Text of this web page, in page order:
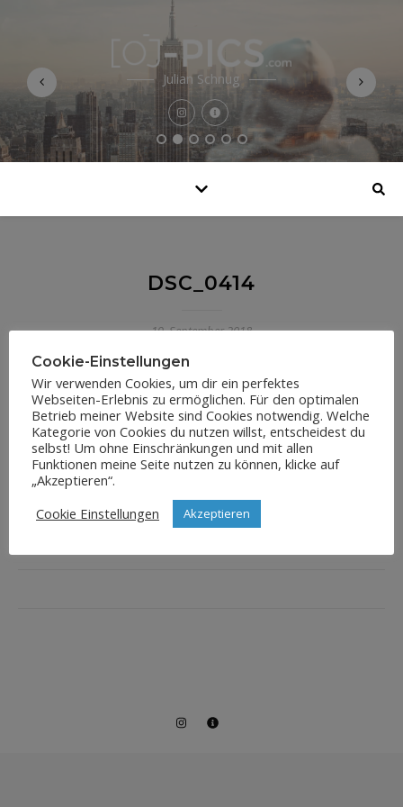
Julian Schnug
DSC_0414
19. September 2018
Cookie-Einstellungen
Wir verwenden Cookies, um dir ein perfektes
Webseiten-Erlebnis zu ermöglichen. Für den optimalen
Betrieb meiner Website sind Cookies notwendig. Welche
Kategorie von Cookies du nutzen willst, entscheidest du
selbst! Um ohne Einschränkungen und mit allen
Funktionen meine Seite nutzen zu können, klicke auf
„Akzeptieren“.
Cookie Einstellungen
Akzeptieren